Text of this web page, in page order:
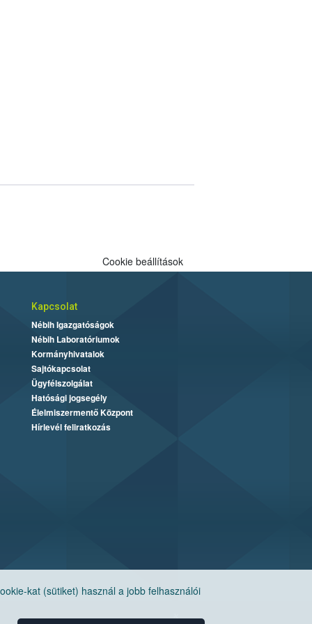
kat (sütiket) használ a jobb felhasználói
Cookie beállítások
Kapcsolat
Nébih Igazgatóságok
Nébih Laboratóriumok
Kormányhivatalok
Sajtókapcsolat
Ügyfélszolgálat
Hatósági jogsegély
Élelmiszermentő Központ
Hírlevél feliratkozás